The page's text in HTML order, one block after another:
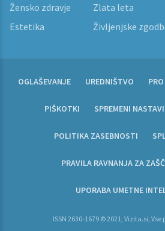
Žensko zdravje
Zlata leta
Estetika
Življenjske
OGLAŠEVANJE UREDNIŠTVO
PIŠKOTKI SPREMENI
POLITIKA ZASEBNOSTI
PRAVILA RAVNANJA ZA
UPORABA UMETNE
ISSN 2630-1679 © 2021, Vizita.si,